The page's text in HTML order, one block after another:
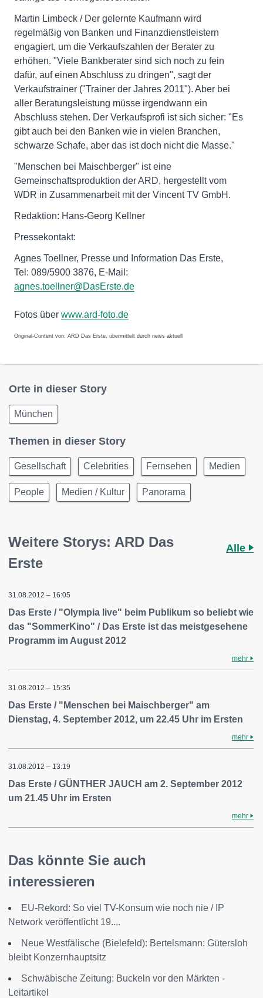
Martin Limbeck / Der gelernte Kaufmann wird
regelmäßig von Banken und Finanzdienstleistern
engagiert, um die Verkaufszahlen der Berater zu
erhöhen. "Viele Bankberater sind sich noch zu fein
dafür, auf einen Abschluss zu dringen", sagt der
Verkaufstrainer ("Trainer der Jahres 2011"). Aber bei
aller Beratungsleistung müsse irgendwann ein
Abschluss stehen. Der Verkaufsprofi ist sich sicher: "Es
gibt auch bei den Banken wie in vielen Branchen,
schwarze Schafe, aber das ist doch nicht die Masse."
"Menschen bei Maischberger" ist eine
Gemeinschaftsproduktion der ARD, hergestellt vom
WDR in Zusammenarbeit mit der Vincent TV GmbH.
Redaktion: Hans-Georg Kellner
Pressekontakt:
Agnes Toellner, Presse und Information Das Erste,
Tel: 089/5900 3876, E-Mail:
agnes.toellner@DasErste.de
Fotos über www.ard-foto.de
Original-Content von: ARD Das Erste, übermittelt durch news aktuell
Orte in dieser Story
München
Themen in dieser Story
Gesellschaft Celebrities Fernsehen Medien
People Medien / Kultur Panorama
Weitere Storys: ARD Das
Erste
Alle
31.08.2012 – 16:05
Das Erste / "Olympia live" beim Publikum so beliebt wie
das "SommerKino" / Das Erste ist das meistgesehene
Programm im August 2012
mehr
31.08.2012 – 15:35
Das Erste / "Menschen bei Maischberger" am
Dienstag, 4. September 2012, um 22.45 Uhr im Ersten
mehr
31.08.2012 – 13:19
Das Erste / GÜNTHER JAUCH am 2. September 2012
um 21.45 Uhr im Ersten
mehr
Das könnte Sie auch
interessieren
EU-Rekord: So viel TV-Konsum wie noch nie / IP
Network veröffentlicht 19....
Neue Westfälische (Bielefeld): Bertelsmann: Gütersloh
bleibt Konzernhauptsitz
Schwäbische Zeitung: Buckeln vor den Märkten -
Leitartikel